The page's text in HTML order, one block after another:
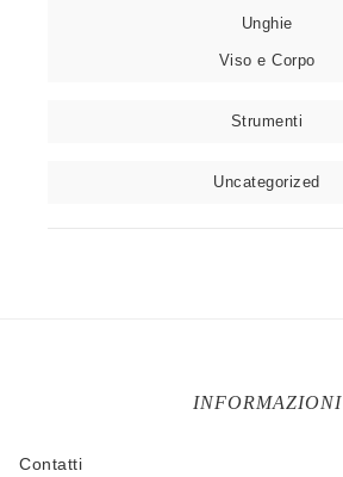
Unghie
Viso e Corpo
Strumenti
Uncategorized
INFORMAZIONI
Contatti